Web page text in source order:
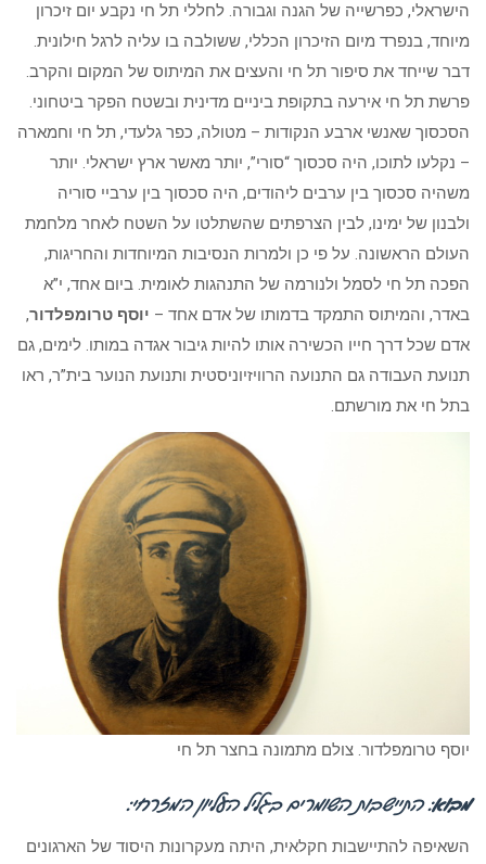
הישראלי, כפרשייה של הגנה וגבורה. לחללי תל חי נקבע יום זיכרון
מיוחד, בנפרד מיום הזיכרון הכללי, ששולבה בו עליה לרגל חילונית.
דבר שייחד את סיפור תל חי והעצים את המיתוס של המקום והקרב.
פרשת תל חי אירעה בתקופת ביניים מדינית ובשטח הפקר ביטחוני.
הסכסוך שאנשי ארבע הנקודות – מטולה, כפר גלעדי, תל חי וחמארה
– נקלעו לתוכו, היה סכסוך “סורי”, יותר מאשר ארץ ישראלי. יותר
משהיה סכסוך בין ערבים ליהודים, היה סכסוך בין ערביי סוריה
ולבנון של ימינו, לבין הצרפתים שהשתלטו על השטח לאחר מלחמת
העולם הראשונה. על פי כן ולמרות הנסיבות המיוחדות והחריגות,
הפכה תל חי לסמל ולנורמה של התנהגות לאומית. ביום אחד, י”א
באדר, והמיתוס התמקד בדמותו של אדם אחד – יוסף טרומפלדור,
אדם שכל דרך חייו הכשירה אותו להיות גיבור אגדה במותו. לימים, גם
תנועת העבודה גם התנועה הרוויזיוניסטית ותנועת הנוער בית”ר, ראו
בתל חי את מורשתם.
יוסף טרומפלדור. צולם מתמונה בחצר תל חי
מבוא: התיישבות השומרים בגליל העליון המזרחי:
השאיפה להתיישבות חקלאית, היתה מעקרונות היסוד של הארגונים